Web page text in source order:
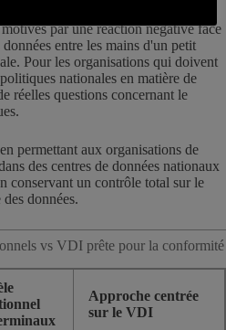
par une réaction négative face
entre les mains d'un petit
Pour les organisations qui doivent
nationales en matière de
réelles questions concernant le
permettant aux organisations de
des centres de données nationaux
conservant un contrôle total sur le
données.
vs VDI prête pour la conformité
Approche centrée
sur le VDI